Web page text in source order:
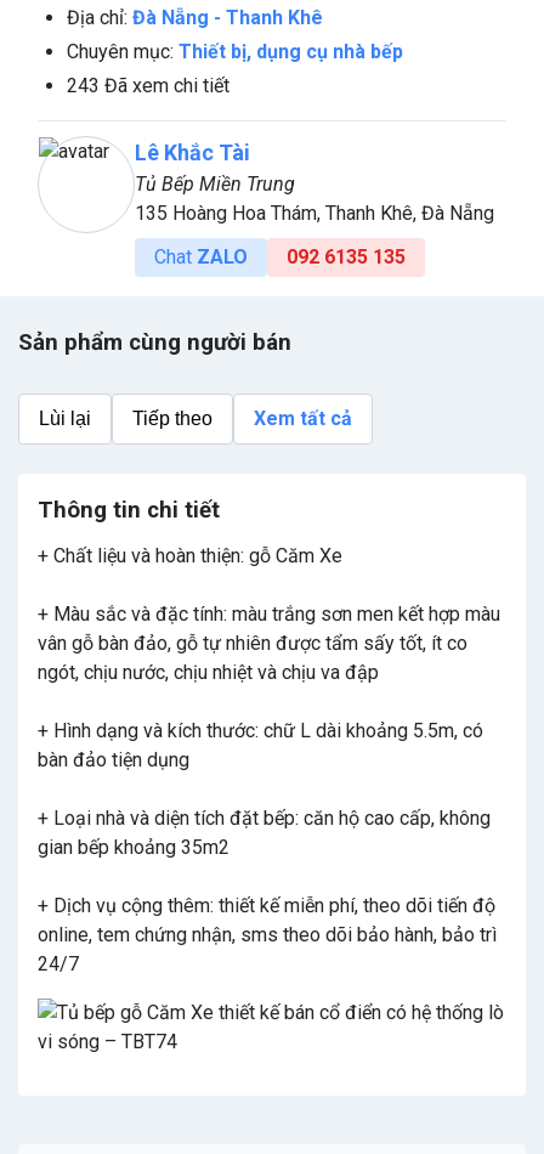
Địa chỉ: Đà Nẵng - Thanh Khê
Chuyên mục: Thiết bị, dụng cụ nhà bếp
243 Đã xem chi tiết
Lê Khắc Tài
Tủ Bếp Miền Trung
135 Hoàng Hoa Thám, Thanh Khê, Đà Nẵng
Chat ZALO 092 6135 135
Sản phẩm cùng người bán
Lùi lại Tiếp theo Xem tất cả
Thông tin chi tiết
+ Chất liệu và hoàn thiện: gỗ Căm Xe
+ Màu sắc và đặc tính: màu trắng sơn men kết hợp màu
vân gỗ bàn đảo, gỗ tự nhiên được tẩm sấy tốt, ít co
ngót, chịu nước, chịu nhiệt và chịu va đập
+ Hình dạng và kích thước: chữ L dài khoảng 5.5m, có
bàn đảo tiện dụng
+ Loại nhà và diện tích đặt bếp: căn hộ cao cấp, không
gian bếp khoảng 35m2
+ Dịch vụ cộng thêm: thiết kế miễn phí, theo dõi tiến độ
online, tem chứng nhận, sms theo dõi bảo hành, bảo trì
24/7